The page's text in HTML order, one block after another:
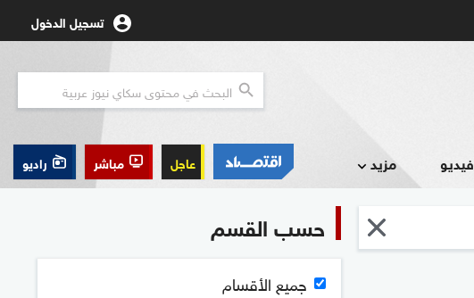
تسجيل الدخول
فيديو مزيد عاجل مباشر راديو
حسب القسم
جميع الأقسام